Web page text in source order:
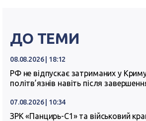
ДО ТЕМИ
08.08.2026 | 18:12
РФ не відпускає затриманих у Криму
політв’язнів навіть після
07.08.2026 | 10:34
ЗРК «Панцирь-С1» та військовий